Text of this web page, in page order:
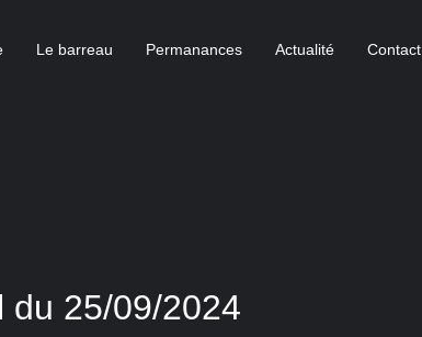
Le barreau Permanances Actualité Contact
du 25/09/2024